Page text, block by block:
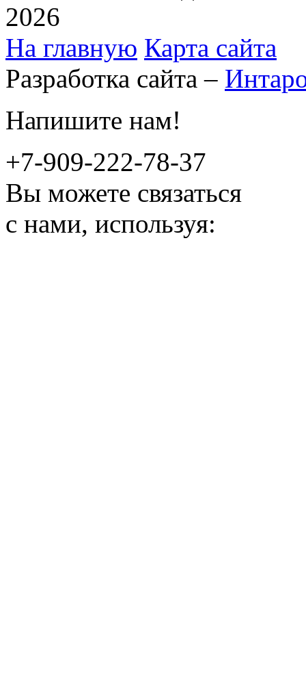
2026
На главную Карта сайта
Разработка сайта –
Напишите нам!
+7-909-222-78-37
Вы можете связаться
с нами, используя: